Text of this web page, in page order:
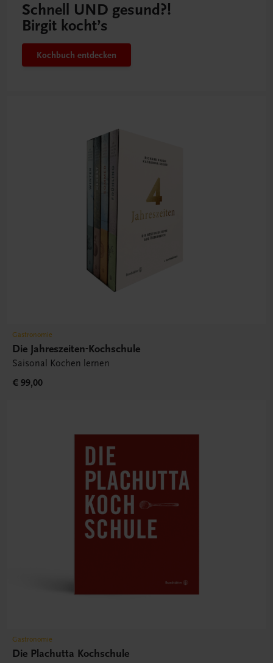
Schnell UND gesund?!
Birgit kocht’s
Kochbuch entdecken
Gastronomie
Die Jahreszeiten-Kochschule
Saisonal Kochen lernen
€ 99,00
Gastronomie
Die Plachutta Kochschule